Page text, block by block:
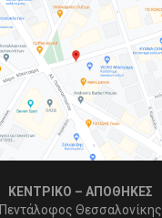
ΚΕΝΤΡΙΚΟ – ΑΠΟΘΗΚΕΣ
Πεντάλοφος Θεσσαλονίκης